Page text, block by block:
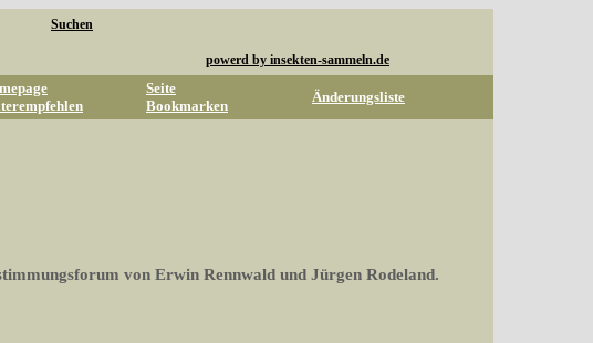
Suchen
powerd by insekten-sammeln.de
Seite
Bookmarken
Änderungsliste
von Erwin Rennwald und Jürgen Rodeland.